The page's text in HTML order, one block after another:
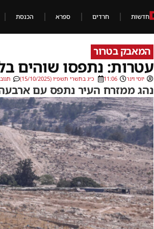
חדשות חרדים ספרא הכנסת
המאבק בטרור
עטרות: נתפסו שוהים
יוסי וינר 11:06 כ״ג בתשרי תשפ״ו (15/10/2025)
נהג ממזרח העיר נתפס עם